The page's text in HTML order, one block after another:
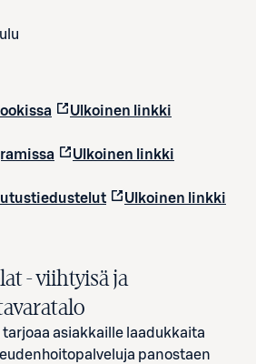
Ulkoinen linkki
Ulkoinen linkki
Ulkoinen linkki
- viihtyisä ja
tarjoaa asiakkaille laadukkaita
panostaen